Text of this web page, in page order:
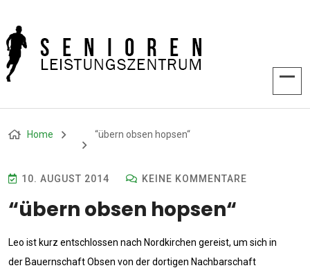
Home “übern obsen hopsen“
10. AUGUST 2014 KEINE KOMMENTARE
“übern obsen hopsen“
Leo ist kurz entschlossen nach Nordkirchen gereist, um sich in
der Bauernschaft Obsen von der dortigen Nachbarschaft